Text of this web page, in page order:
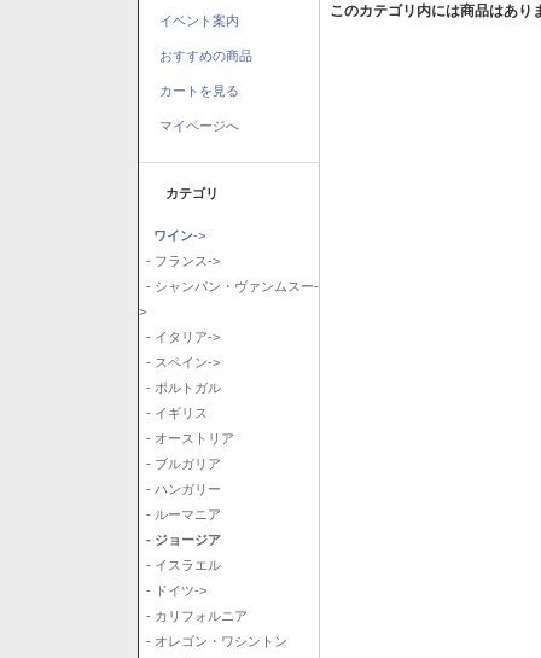
イベント案内
おすすめの商品
カートを見る
マイページへ
カテゴリ
ワイン->
- フランス->
- シャンパン・ヴァンムスー-
>
- イタリア->
- スペイン->
- ポルトガル
- イギリス
- オーストリア
- ブルガリア
- ハンガリー
- ルーマニア
- ジョージア
- イスラエル
- ドイツ->
- カリフォルニア
- オレゴン・ワシントン
このカテゴリ内には商品はあり